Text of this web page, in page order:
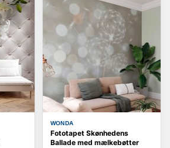
WONDA
Fototapet Skønhedens
Ballade med mælkebøtter